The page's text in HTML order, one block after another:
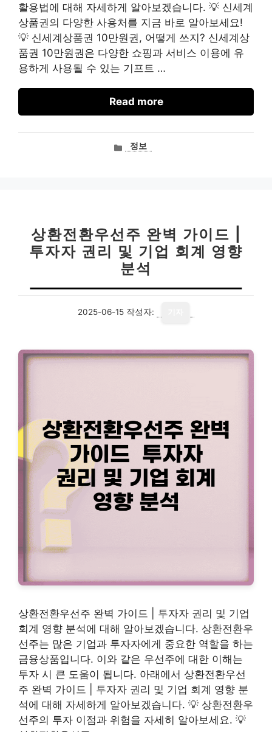
활용법에 대해 자세하게 알아보겠습니다. 💡 신세계
상품권의 다양한 사용처를 지금 바로 알아보세요!
💡 신세계상품권 10만원권, 어떻게 쓰지? 신세계상
품권 10만원권은 다양한 쇼핑과 서비스 이용에 유
용하게 사용될 수 있는 기프트 …
Read more
카정보
상환전환우선주 완벽 가이드 |
투자자 권리 및 기업 회계 영향
분석
2025-06-15 작성자:
상환전환우선주 완벽 가이드 | 투자자 권리 및 기업
회계 영향 분석에 대해 알아보겠습니다. 상환전환우
선주는 많은 기업과 투자자에게 중요한 역할을 하는
금융상품입니다. 이와 같은 우선주에 대한 이해는
투자 시 큰 도움이 됩니다. 아래에서 상환전환우선
주 완벽 가이드 | 투자자 권리 및 기업 회계 영향 분
석에 대해 자세하게 알아보겠습니다. 💡 상환전환우
선주의 투자 이점과 위험을 자세히 알아보세요. 💡